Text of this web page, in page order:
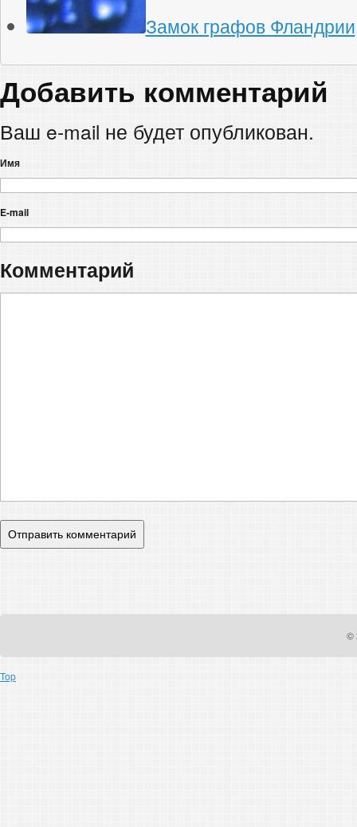
Замок графов Фландрии
Добавить комментарий
Ваш e-mail не будет опубликован.
Имя
E-mail
Комментарий
©
Top